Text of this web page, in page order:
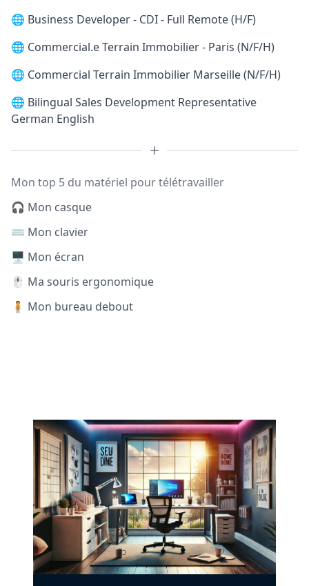
🌐 Business Developer - CDI - Full Remote (H/F)
🌐 Commercial.e Terrain Immobilier - Paris (N/F/H)
🌐 Commercial Terrain Immobilier Marseille (N/F/H)
🌐 Bilingual Sales Development Representative
German English
Mon top 5 du matériel pour télétravailler
🎧 Mon casque
⌨️ Mon clavier
🖥️ Mon écran
🖱️ Ma souris ergonomique
🧍 Mon bureau debout